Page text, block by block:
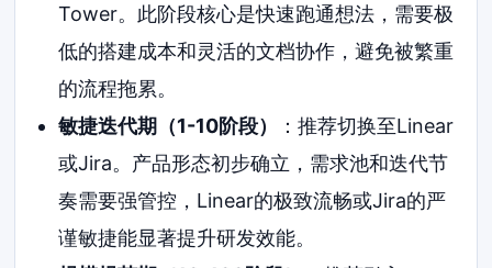
Tower。此阶段核心是快速跑通想法，需要极
低的搭建成本和灵活的文档协作，避免被繁重
的流程拖累。
敏捷迭代期（1-10阶段）
：推荐切换至Linear
或Jira。产品形态初步确立，需求池和迭代节
奏需要强管控，Linear的极致流畅或Jira的严
谨敏捷能显著提升研发效能。